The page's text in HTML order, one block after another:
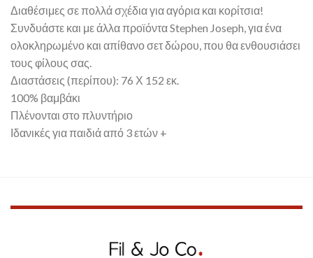
Διαθέσιμες σε πολλά σχέδια για αγόρια και κορίτσια!
Συνδυάστε και με άλλα προϊόντα Stephen Joseph, για ένα
ολοκληρωμένο και απίθανο σετ δώρου, που θα ενθουσιάσει
τους φίλους σας.
Διαστάσεις (περίπου): 76 Χ 152 εκ.
100% βαμβάκι
Πλένονται στο πλυντήριο
Ιδανικές για παιδιά από 3 ετών +